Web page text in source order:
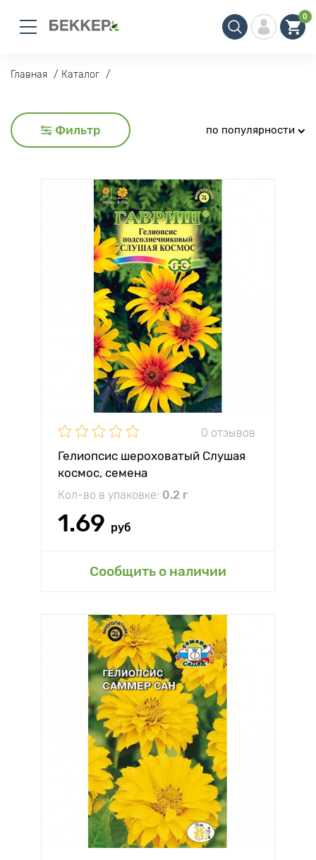
0
Главная Каталог
Фильтр по популярности
0 отзывов
Гелиопсис шероховатый Слушая
космос, семена
Кол-во в упаковке: 0.2 г
1.69 руб
Сообщить о наличии